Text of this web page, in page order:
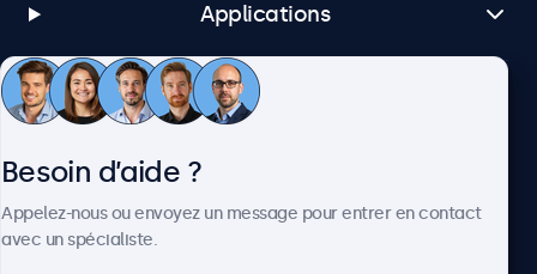
Applications
Service client
Besoin d’aide ?
Appelez-nous ou envoyez un message pour entrer en contact
avec un spécialiste.